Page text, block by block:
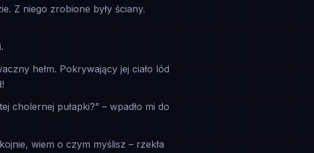
Z niego zrobione były ściany.
hełm. Pokrywający jej ciało lód
cholernej pułapki?” – wpadło mi do
wiem o czym myślisz – rzekła